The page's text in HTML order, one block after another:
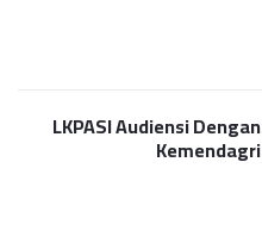
LKPASI Audiensi Dengan
Kemendagri